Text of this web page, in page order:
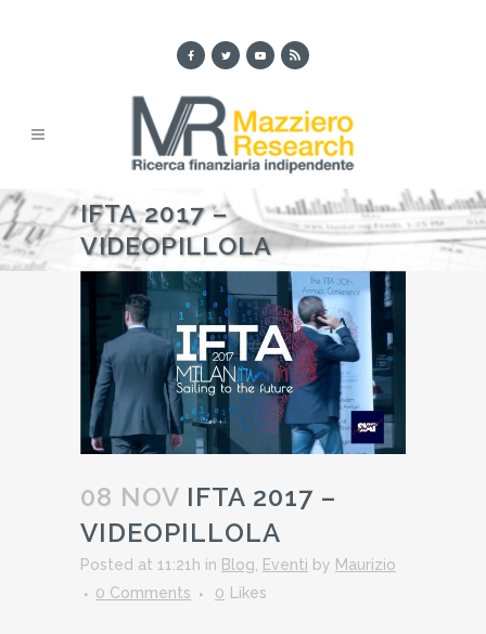
IFTA 2017 –
VIDEOPILLOLA
08 NOV IFTA 2017 –
VIDEOPILLOLA
Posted at 11:21h in Blog Eventi by Maurizio
0 Comments
0 Likes